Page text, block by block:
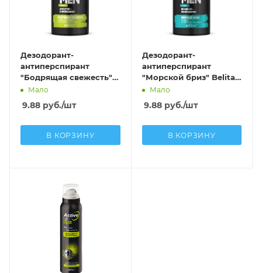
Дезодорант-
антиперспирант
"Бодрящая свежесть"
Belita for Men
Мало
9.88 руб./шт
В КОРЗИНУ
Дезодорант-
антиперспирант
"Морской бриз" Belita
for Men
Мало
9.88руб./шт
В КОРЗИНУ